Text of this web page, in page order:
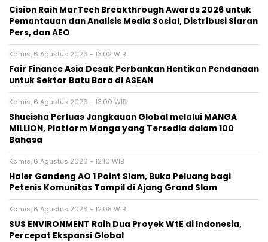
Cision Raih MarTech Breakthrough Awards 2026 untuk
Pemantauan dan Analisis Media Sosial, Distribusi Siaran
Pers, dan AEO
Kamis, 6 Agustus 2026 - 13:02 WIB
Fair Finance Asia Desak Perbankan Hentikan Pendanaan
untuk Sektor Batu Bara di ASEAN
Kamis, 6 Agustus 2026 - 13:00 WIB
Shueisha Perluas Jangkauan Global melalui MANGA
MILLION, Platform Manga yang Tersedia dalam 100
Bahasa
Kamis, 6 Agustus 2026 - 12:10 WIB
Haier Gandeng AO 1 Point Slam, Buka Peluang bagi
Petenis Komunitas Tampil di Ajang Grand Slam
Kamis, 6 Agustus 2026 - 12:08 WIB
SUS ENVIRONMENT Raih Dua Proyek WtE di Indonesia,
Percepat Ekspansi Global